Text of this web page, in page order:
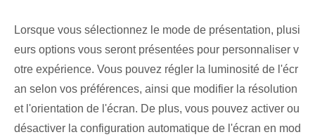
Lorsque vous sélectionnez le mode de présentation, plusi
eurs options vous seront présentées pour personnaliser v
otre expérience. Vous pouvez régler la luminosité de l'écr
an selon vos préférences, ainsi que modifier la résolution
et l'orientation de l'écran. De plus, vous pouvez activer ou
désactiver la configuration automatique de l'écran en mod